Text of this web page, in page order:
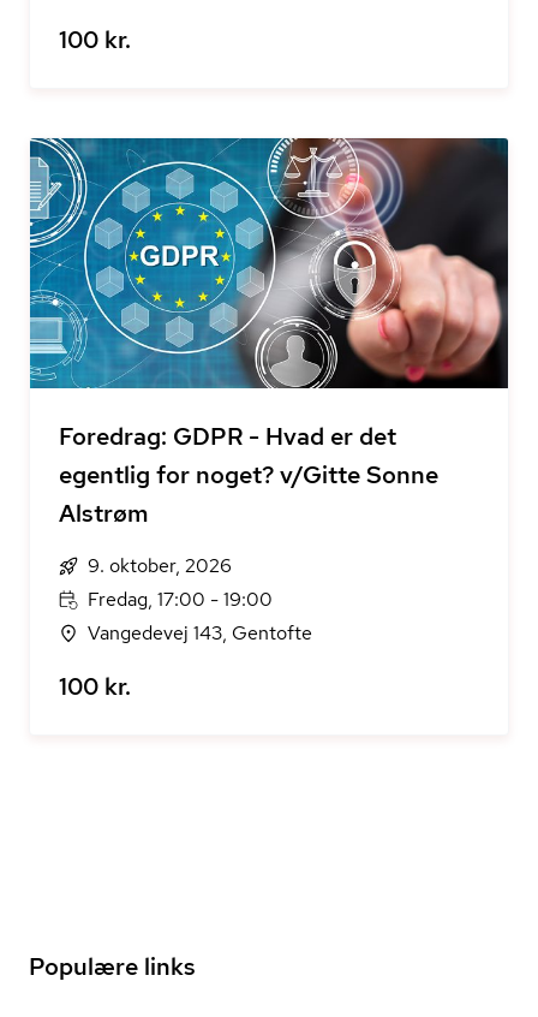
100 kr.
Foredrag: GDPR - Hvad er det
egentlig for noget? v/Gitte Sonne
Alstrøm
9. oktober, 2026
Fredag, 17:00 - 19:00
Vangedevej 143, Gentofte
100 kr.
Populære links